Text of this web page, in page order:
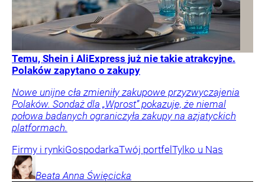
Temu, Shein i AliExpress już nie takie atrakcyjne.
Polaków zapytano o zakupy
Nowe unijne cła zmieniły zakupowe przyzwyczajenia
Polaków. Sondaż dla „Wprost” pokazuje, że niemal
połowa badanych ograniczyła zakupy na azjatyckich
platformach.
Firmy i rynkiGospodarkaTwój portfelTylko u Nas
Beata Anna Święcicka